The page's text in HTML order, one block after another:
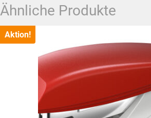
Ähnliche Produkte
Aktion!